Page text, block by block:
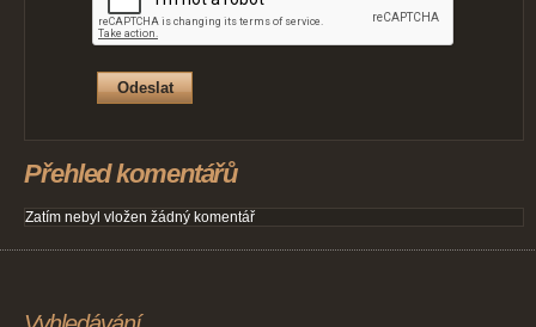
Přehled komentářů
Zatím nebyl vložen žádný komentář